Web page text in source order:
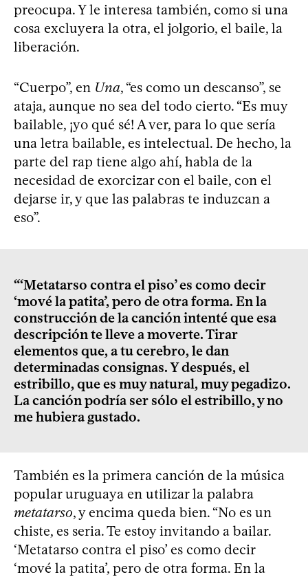
preocupa. Y le interesa también, como si una
cosa excluyera la otra, el jolgorio, el baile, la
liberación.
“Cuerpo”, en Una, “es como un descanso”, se
ataja, aunque no sea del todo cierto. “Es muy
bailable, ¡yo qué sé! A ver, para lo que sería
una letra bailable, es intelectual. De hecho, la
parte del rap tiene algo ahí, habla de la
necesidad de exorcizar con el baile, con el
dejarse ir, y que las palabras te induzcan a
eso”.
“‘Metatarso contra el piso’ es como decir
‘mové la patita’, pero de otra forma. En la
construcción de la canción intenté que esa
descripción te lleve a moverte. Tirar
elementos que, a tu cerebro, le dan
determinadas consignas. Y después, el
estribillo, que es muy natural, muy pegadizo.
La canción podría ser sólo el estribillo, y no
me hubiera gustado.
También es la primera canción de la música
popular uruguaya en utilizar la palabra
metatarso, y encima queda bien. “No es un
chiste, es seria. Te estoy invitando a bailar.
‘Metatarso contra el piso’ es como decir
‘mové la patita’, pero de otra forma. En la